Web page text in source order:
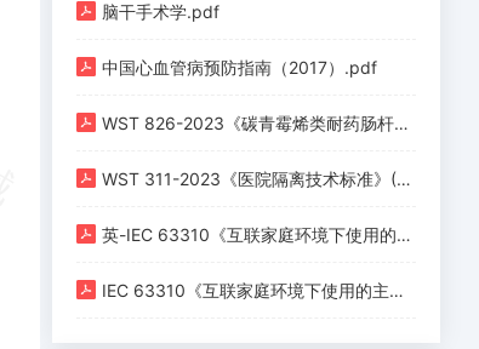
脑干手术学.pdf
中国心血管病预防指南（2017）.pdf
WST 826-2023《碳青霉烯类耐药肠杆菌预防与控制标准》.pdf
WST 311-2023《医院隔离技术标准》(1).pdf
英-IEC 63310《互联家庭环境下使用的主动辅助生活机器人性能准则》.pdf
IEC 63310《互联家庭环境下使用的主动辅助生活机器人性能准则》.pdf